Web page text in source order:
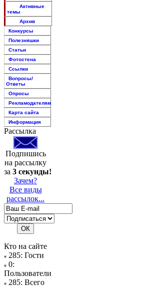
Активные
темы
Архив
Конкурсы
Полезняшки
Статьи
Фотостена
Ссылки
Вопросы/
Ответы
Опросы
Рекламодателям
Карта сайта
Информация
Рассылка
Подпишись
на рассылку
за 3 секунды!
Зачем?
Все виды
рассылок...
Кто на сайте
285: Гости
0:
Пользователи
285: Всего